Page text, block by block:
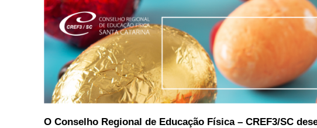
O Conselho Regional de Educação Física – CREF3/SC